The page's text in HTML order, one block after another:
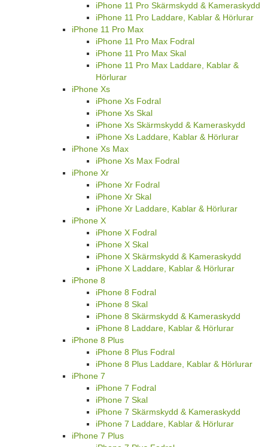
iPhone 11 Pro Skärmskydd & Kameraskydd
iPhone 11 Pro Laddare, Kablar & Hörlurar
iPhone 11 Pro Max
iPhone 11 Pro Max Fodral
iPhone 11 Pro Max Skal
iPhone 11 Pro Max Laddare, Kablar &
Hörlurar
iPhone Xs
iPhone Xs Fodral
iPhone Xs Skal
iPhone Xs Skärmskydd & Kameraskydd
iPhone Xs Laddare, Kablar & Hörlurar
iPhone Xs Max
iPhone Xs Max Fodral
iPhone Xr
iPhone Xr Fodral
iPhone Xr Skal
iPhone Xr Laddare, Kablar & Hörlurar
iPhone X
iPhone X Fodral
iPhone X Skal
iPhone X Skärmskydd & Kameraskydd
iPhone X Laddare, Kablar & Hörlurar
iPhone 8
iPhone 8 Fodral
iPhone 8 Skal
iPhone 8 Skärmskydd & Kameraskydd
iPhone 8 Laddare, Kablar & Hörlurar
iPhone 8 Plus
iPhone 8 Plus Fodral
iPhone 8 Plus Laddare, Kablar & Hörlurar
iPhone 7
iPhone 7 Fodral
iPhone 7 Skal
iPhone 7 Skärmskydd & Kameraskydd
iPhone 7 Laddare, Kablar & Hörlurar
iPhone 7 Plus